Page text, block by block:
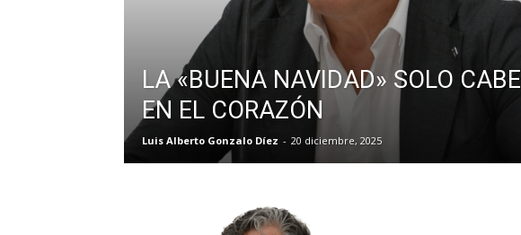
LA «BUENA NAVIDAD» SOLO CABE
EN EL CORAZÓN
Luis Alberto Gonzalo Díez - 20 diciembre, 2025